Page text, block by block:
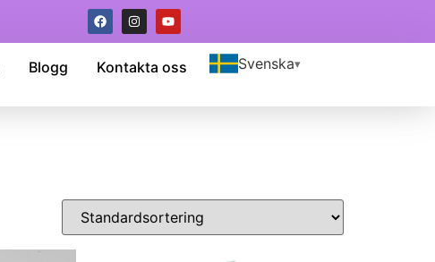
Blogg Kontakta oss Svenska